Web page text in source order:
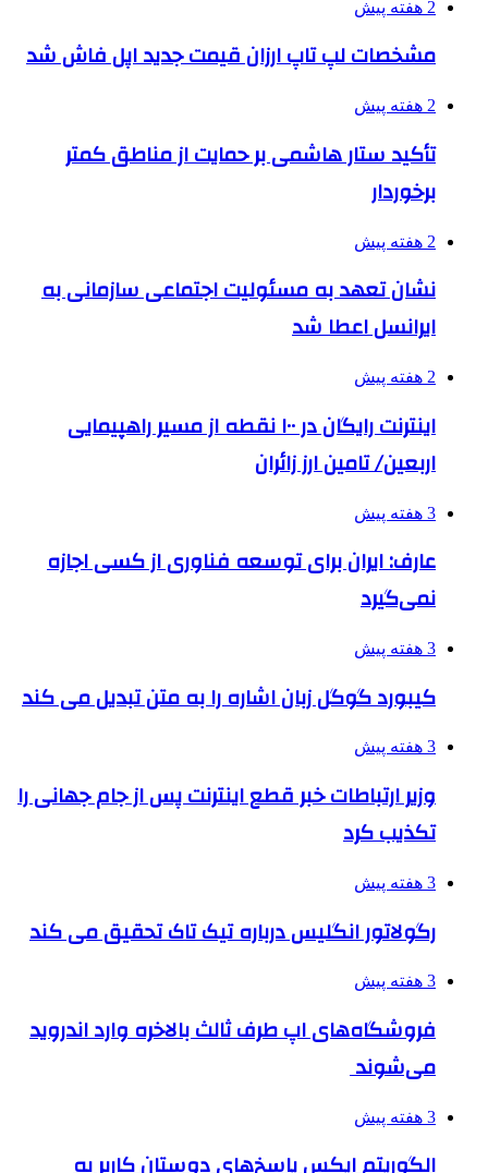
2 هفته پیش
مشخصات لپ تاپ ارزان قیمت جدید اپل فاش شد
2 هفته پیش
تأکید ستار هاشمی بر حمایت از مناطق کمتر
برخوردار
2 هفته پیش
نشان تعهد به مسئولیت اجتماعی سازمانی به
ایرانسل اعطا شد
2 هفته پیش
اینترنت رایگان در ۱۰۰ نقطه از مسیر راهپیمایی
اربعین/ تامین ارز زائران
3 هفته پیش
عارف: ایران برای توسعه فناوری از کسی اجازه
نمی‌گیرد
3 هفته پیش
کیبورد گوگل زبان اشاره را به متن تبدیل می کند
3 هفته پیش
وزیر ارتباطات خبر قطع اینترنت پس از جام جهانی را
تکذیب کرد
3 هفته پیش
رگولاتور انگلیس درباره تیک تاک تحقیق می کند
3 هفته پیش
فروشگاه‌های اپ طرف ثالث بالاخره وارد اندروید
می‌شوند
3 هفته پیش